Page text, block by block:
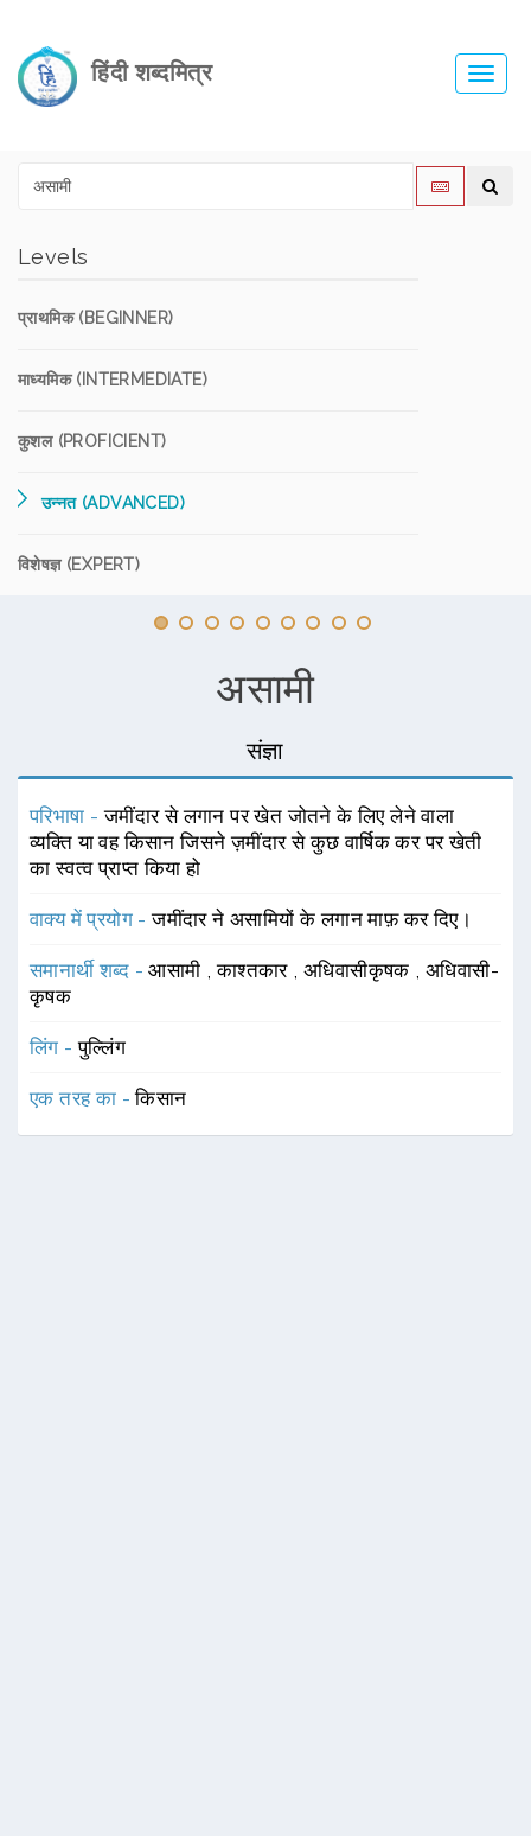
हिंदी शब्दमित्र
Levels
प्राथमिक (BEGINNER)
माध्यमिक (INTERMEDIATE)
कुशल (PROFICIENT)
उन्नत (ADVANCED)
विशेषज्ञ (EXPERT)
असामी
संज्ञा
परिभाषा -जमींदार से लगान पर खेत जोतने के लिए लेने वाला
व्यक्ति या वह किसान जिसने ज़मींदार से कुछ वार्षिक कर पर खेती
का स्वत्व प्राप्त किया हो
वाक्य में प्रयोग -जमींदार ने असामियों के लगान माफ़ कर दिए।
समानार्थी शब्द -आसामी ,काश्तकार ,अधिवासीकृषक ,अधिवासी-
कृषक
लिंग -पुल्लिंग
एक तरह का -किसान